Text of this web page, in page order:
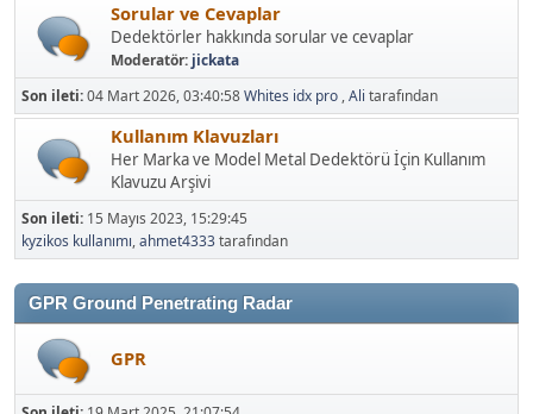
Sorular ve Cevaplar
Dedektörler hakkında sorular ve cevaplar
Moderatör: jickata
Son ileti:04 Mart 2026, 03:40:58Whites idx pro ,Ali tarafından
Kullanım Klavuzları
Her Marka ve Model Metal Dedektörü İçin Kullanım
Klavuzu Arşivi
Son ileti: 15 Mayıs 2023, 15:29:45
kyzikos kullanımı,ahmet4333tarafından
GPR Ground Penetrating Radar
GPR